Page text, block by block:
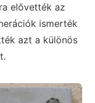
elővették az
ismerték
azt a különös